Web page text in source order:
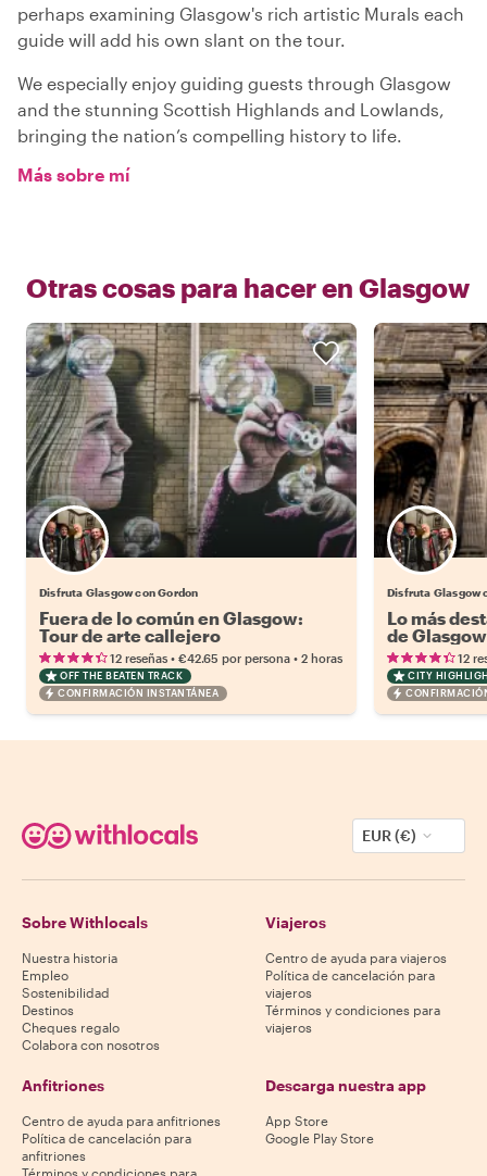
perhaps examining Glasgow's rich artistic Murals each
guide will add his own slant on the tour.
We especially enjoy guiding guests through Glasgow
and the stunning Scottish Highlands and Lowlands,
bringing the nation’s compelling history to life.
Más sobre mí
Otras cosas para hacer en Glasgow
Disfruta Glasgow con Gordon
Fuera de lo común en Glasgow:
Tour de arte callejero
12 reseñas • €42.65 por persona • 2 horas
OFF THE BEATEN TRACK
CONFIRMACIÓN INSTANTÁNEA
Disfruta Glasgow
Lo más
de Glasgow
12
CITY
EUR (€)
Sobre Withlocals
Nuestra historia
Empleo
Sostenibilidad
Destinos
Cheques regalo
Colabora con nosotros
Viajeros
Centro de ayuda para viajeros
Política de cancelación para
viajeros
Términos y condiciones para
viajeros
Anfitriones
Centro de ayuda para anfitriones
Política de cancelación para
anfitriones
Descarga nuestra app
App Store
Google Play Store